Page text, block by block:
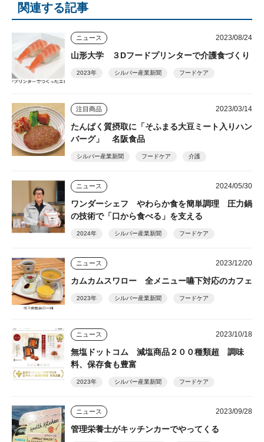
関連する記事
ニュース 2023/08/24
山形大学 ３Dフードプリンターで介護食づくり
2023年 シルバー産業新聞 フードケア
注目商品 2023/03/14
たんぱく質摂取に「そふまる大豆ミート入りハン
バーグ」 名阪食品
シルバー産業新聞 フードケア 介護
ニュース 2024/05/30
ワンダーシェフ やわらか食を簡単調理 圧力鍋
の技術で「口から食べる」を支える
2024年 シルバー産業新聞 フードケア
ニュース 2023/12/20
カムカムスワロー 全メニュー嚥下対応のカフェ
2023年 シルバー産業新聞 フードケア
ニュース 2023/10/18
無塩ドットコム 減塩商品２００種類超 調味
料、保存食も豊富
2023年 シルバー産業新聞 フードケア
ニュース 2023/09/28
管理栄養士がキッチンカーでやってくる